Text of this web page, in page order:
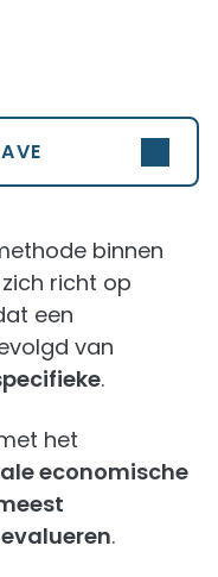
binnen
richt op
een
van
.
het
economische
.